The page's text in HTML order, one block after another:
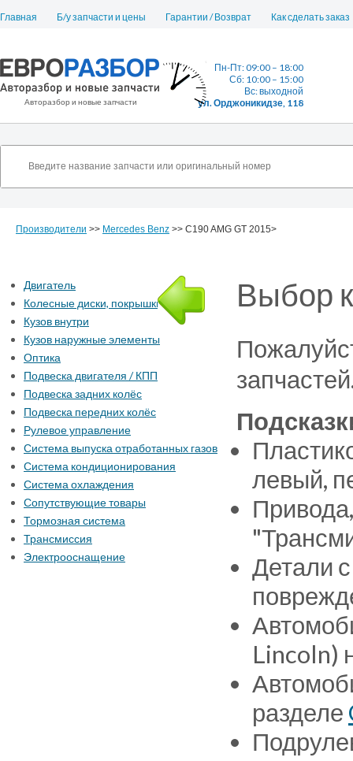
Главная Б/у запчасти и цены Гарантии / Возврат Как сделать заказ
Авторазбор и новые запчасти
Пн-Пт: 09:00 – 18:00
Сб: 10:00 – 15:00
Вс: выходной
ул. Орджоникидзе, 118
Производители >> Mercedes Benz >> C190 AMG GT 2015>
Выбор
левый,
Детали
Lincoln)
разделе
Двигатель
Колесные диски, покрышки
Кузов внутри
Кузов наружные элементы
Оптика
Подвеска двигателя / КПП
Подвеска задних колёс
Подвеска передних колёс
Рулевое управление
Система выпуска отработанных газов
Система кондиционирования
Система охлаждения
Сопутствующие товары
Тормозная система
Трансмиссия
Электрооснащение